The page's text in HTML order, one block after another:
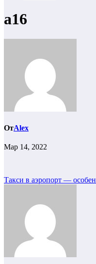
a16
ОтAlex
Мар 14, 2022
Навигация
записям
Такси в аэропорт —